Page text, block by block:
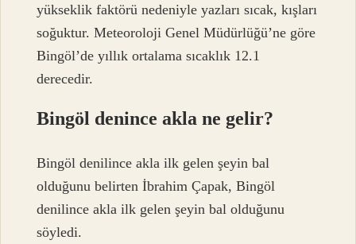
yükseklik faktörü nedeniyle yazları sıcak, kışları
soğuktur. Meteoroloji Genel Müdürlüğü’ne göre
Bingöl’de yıllık ortalama sıcaklık 12.1
derecedir.
Bingöl denince akla ne gelir?
Bingöl denilince akla ilk gelen şeyin bal
olduğunu belirten İbrahim Çapak, Bingöl
denilince akla ilk gelen şeyin bal olduğunu
söyledi.